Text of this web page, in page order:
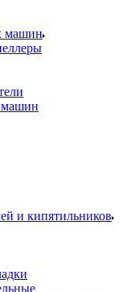
машин
и кипятильников